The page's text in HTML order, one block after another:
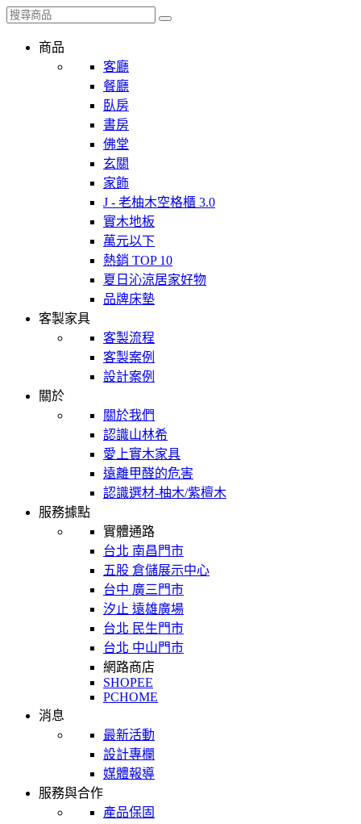
商品
客廳
餐廳
臥房
書房
佛堂
玄關
家飾
J - 老柚木空格櫃 3.0
實木地板
萬元以下
熱銷 TOP 10
夏日沁涼居家好物
品牌床墊
客製家具
客製流程
客製案例
設計案例
關於
關於我們
認識山林希
愛上實木家具
遠離甲醛的危害
認識選材-柚木/紫檀木
服務據點
實體通路
台北 南昌門市
五股 倉儲展示中心
台中 廣三門市
汐止 遠雄廣場
台北 民生門市
台北 中山門市
網路商店
SHOPEE
PCHOME
消息
最新活動
設計專欄
媒體報導
服務與合作
產品保固